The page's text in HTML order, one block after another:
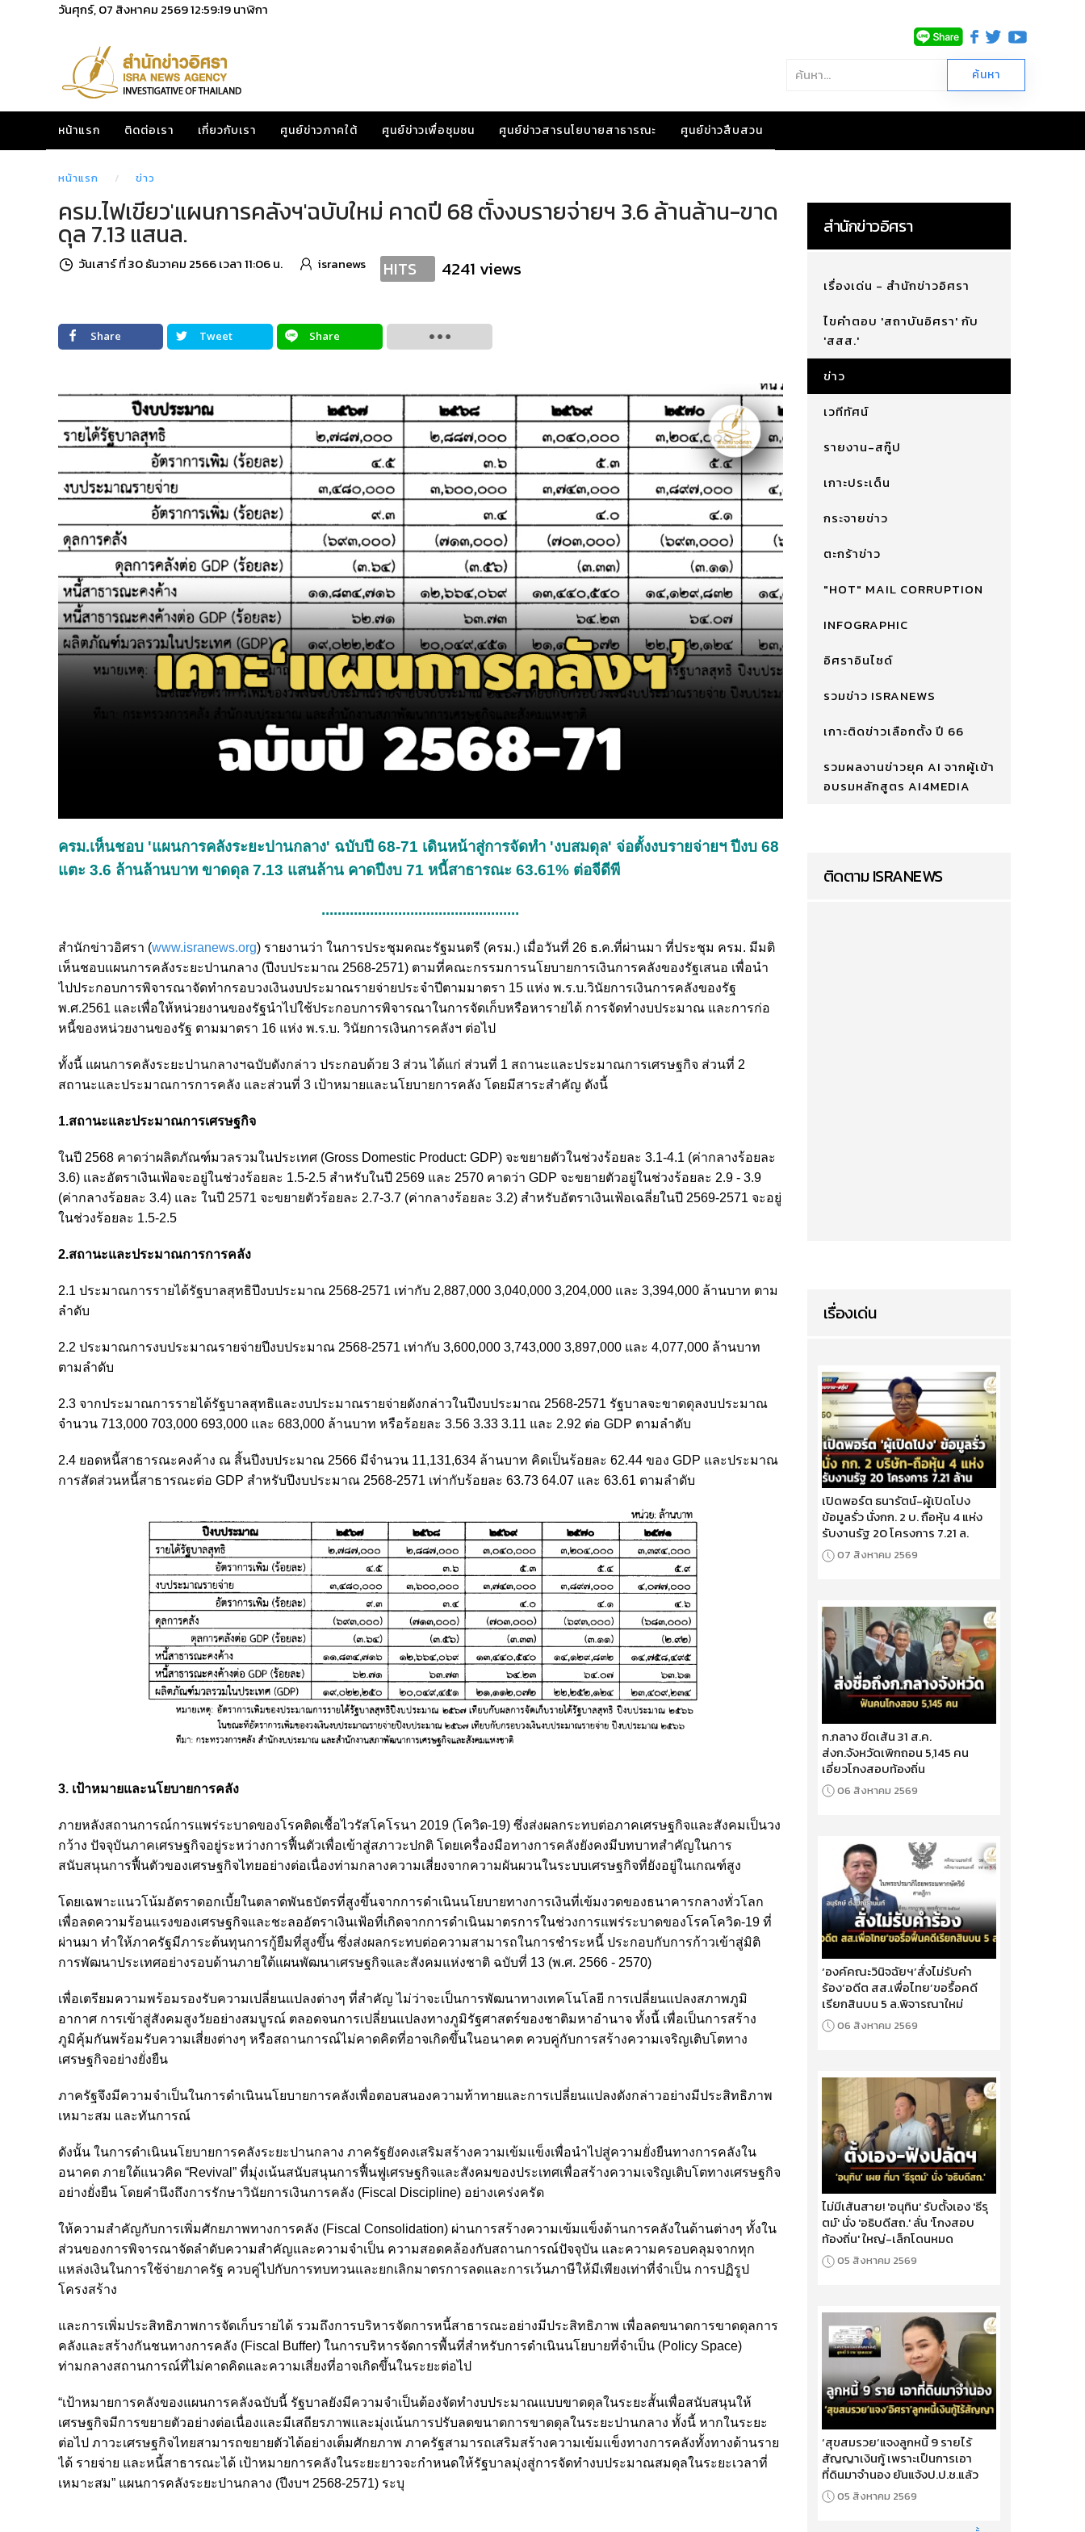
วันศุกร์, 07 สิงหาคม 256912:59:20นาฬิกา
หน้าแรก ติดต่อเรา เกี่ยวกับเรา ศูนย์ข่าวภาคใต้ ศูนย์ข่าวเพื่อชุมชน ศูนย์ข่าวสารนโยบายสาธารณะ ศูนย์ข่าวสืบสวน
หน้าแรก ข่าว
ครม.ไฟเขียว'แผนการคลังฯ'ฉบับใหม่ คาดปี 68 ตั้งงบรายจ่ายฯ 3.6 ล้านล้าน-ขาด
ดุล 7.13 แสนล.
วันเสาร์ ที่ 30 ธันวาคม 2566 เวลา 11:06 น. isranews HITS 4241 views
Share Tweet Share
ครม.เห็นชอบ 'แผนการคลังระยะปานกลาง' ฉบับปี 68-71 เดินหน้าสู่การจัดทำ 'งบสมดุล' จ่อตั้งงบรายจ่ายฯ ปีงบ 68
แตะ 3.6 ล้านล้านบาท ขาดดุล 7.13 แสนล้าน คาดปีงบ 71 หนี้สาธารณะ 63.61% ต่อจีดีพี
.................................................
สำนักข่าวอิศรา (www.isranews.org) รายงานว่า ในการประชุมคณะรัฐมนตรี (ครม.) เมื่อวันที่ 26 ธ.ค.ที่ผ่านมา ที่ประชุม ครม. มีมติ
เห็นชอบแผนการคลังระยะปานกลาง (ปีงบประมาณ 2568-2571) ตามที่คณะกรรมการนโยบายการเงินการคลังของรัฐเสนอ เพื่อนำ
ไปประกอบการพิจารณาจัดทำกรอบวงเงินงบประมาณรายจ่ายประจำปีตามมาตรา 15 แห่ง พ.ร.บ.วินัยการเงินการคลังของรัฐ
พ.ศ.2561 และเพื่อให้หน่วยงานของรัฐนำไปใช้ประกอบการพิจารณาในการจัดเก็บหรือหารายได้ การจัดทำงบประมาณ และการก่อ
หนี้ของหน่วยงานของรัฐ ตามมาตรา 16 แห่ง พ.ร.บ. วินัยการเงินการคลังฯ ต่อไป
ทั้งนี้ แผนการคลังระยะปานกลางฯฉบับดังกล่าว ประกอบด้วย 3 ส่วน ได้แก่ ส่วนที่ 1 สถานะและประมาณการเศรษฐกิจ ส่วนที่ 2
สถานะและประมาณการการคลัง และส่วนที่ 3 เป้าหมายและนโยบายการคลัง โดยมีสาระสำคัญ ดังนี้
1.สถานะและประมาณการเศรษฐกิจ
ในปี 2568 คาดว่าผลิตภัณฑ์มวลรวมในประเทศ (Gross Domestic Product: GDP) จะขยายตัวในช่วงร้อยละ 3.1-4.1 (ค่ากลางร้อยละ
3.6) และอัตราเงินเฟ้อจะอยู่ในช่วงร้อยละ 1.5-2.5 สำหรับในปี 2569 และ 2570 คาดว่า GDP จะขยายตัวอยู่ในช่วงร้อยละ 2.9 - 3.9
(ค่ากลางร้อยละ 3.4) และ ในปี 2571 จะขยายตัวร้อยละ 2.7-3.7 (ค่ากลางร้อยละ 3.2) สำหรับอัตราเงินเฟ้อเฉลี่ยในปี 2569-2571 จะอยู่
ในช่วงร้อยละ 1.5-2.5
2.สถานะและประมาณการการคลัง
2.1 ประมาณการรายได้รัฐบาลสุทธิปีงบประมาณ 2568-2571 เท่ากับ 2,887,000 3,040,000 3,204,000 และ 3,394,000 ล้านบาท ตาม
ลำดับ
2.2 ประมาณการงบประมาณรายจ่ายปีงบประมาณ 2568-2571 เท่ากับ 3,600,000 3,743,000 3,897,000 และ 4,077,000 ล้านบาท
ตามลำดับ
2.3 จากประมาณการรายได้รัฐบาลสุทธิและงบประมาณรายจ่ายดังกล่าวในปีงบประมาณ 2568-2571 รัฐบาลจะขาดดุลงบประมาณ
จำนวน 713,000 703,000 693,000 และ 683,000 ล้านบาท หรือร้อยละ 3.56 3.33 3.11 และ 2.92 ต่อ GDP ตามลำดับ
2.4 ยอดหนี้สาธารณะคงค้าง ณ สิ้นปีงบประมาณ 2566 มีจำนวน 11,131,634 ล้านบาท คิดเป็นร้อยละ 62.44 ของ GDP และประมาณ
การสัดส่วนหนี้สาธารณะต่อ GDP สำหรับปีงบประมาณ 2568-2571 เท่ากับร้อยละ 63.73 64.07 และ 63.61 ตามลำดับ
3. เป้าหมายและนโยบายการคลัง
ภายหลังสถานการณ์การแพร่ระบาดของโรคติดเชื้อไวรัสโคโรนา 2019 (โควิด-19) ซึ่งส่งผลกระทบต่อภาคเศรษฐกิจและสังคมเป็นวง
กว้าง ปัจจุบันภาคเศรษฐกิจอยู่ระหว่างการฟื้นตัวเพื่อเข้าสู่สภาวะปกติ โดยเครื่องมือทางการคลังยังคงมีบทบาทสำคัญในการ
สนับสนุนการฟื้นตัวของเศรษฐกิจไทยอย่างต่อเนื่องท่ามกลางความเสี่ยงจากความผันผวนในระบบเศรษฐกิจที่ยังอยู่ในเกณฑ์สูง
โดยเฉพาะแนวโน้มอัตราดอกเบี้ยในตลาดพันธบัตรที่สูงขึ้นจากการดำเนินนโยบายทางการเงินที่เข้มงวดของธนาคารกลางทั่วโลก
เพื่อลดความร้อนแรงของเศรษฐกิจและชะลออัตราเงินเฟ้อที่เกิดจากการดำเนินมาตรการในช่วงการแพร่ระบาดของโรคโควิด-19 ที่
ผ่านมา ทำให้ภาครัฐมีภาระต้นทุนการกู้ยืมที่สูงขึ้น ซึ่งส่งผลกระทบต่อความสามารถในการชำระหนี้ ประกอบกับการก้าวเข้าสู่มิติ
การพัฒนาประเทศอย่างรอบด้านภายใต้แผนพัฒนาเศรษฐกิจและสังคมแห่งชาติ ฉบับที่ 13 (พ.ศ. 2566 - 2570)
เพื่อเตรียมความพร้อมรองรับความเปลี่ยนแปลงต่างๆ ที่สำคัญ ไม่ว่าจะเป็นการพัฒนาทางเทคโนโลยี การเปลี่ยนแปลงสภาพภูมิ
อากาศ การเข้าสู่สังคมสูงวัยอย่างสมบูรณ์ ตลอดจนการเปลี่ยนแปลงทางภูมิรัฐศาสตร์ของชาติมหาอำนาจ ทั้งนี้ เพื่อเป็นการสร้าง
ภูมิคุ้มกันพร้อมรับความเสี่ยงต่างๆ หรือสถานการณ์ไม่คาดคิดที่อาจเกิดขึ้นในอนาคต ควบคู่กับการสร้างความเจริญเติบโตทาง
เศรษฐกิจอย่างยั่งยืน
ภาครัฐจึงมีความจำเป็นในการดำเนินนโยบายการคลังเพื่อตอบสนองความท้าทายและการเปลี่ยนแปลงดังกล่าวอย่างมีประสิทธิภาพ
เหมาะสม และทันการณ์
ดังนั้น ในการดำเนินนโยบายการคลังระยะปานกลาง ภาครัฐยังคงเสริมสร้างความเข้มแข็งเพื่อนำไปสู่ความยั่งยืนทางการคลังใน
อนาคต ภายใต้แนวคิด “Revival” ที่มุ่งเน้นสนับสนุนการฟื้นฟูเศรษฐกิจและสังคมของประเทศเพื่อสร้างความเจริญเติบโตทางเศรษฐกิจ
อย่างยั่งยืน โดยคำนึงถึงการรักษาวินัยการเงินการคลัง (Fiscal Discipline) อย่างเคร่งครัด
ให้ความสำคัญกับการเพิ่มศักยภาพทางการคลัง (Fiscal Consolidation) ผ่านการสร้างความเข้มแข็งด้านการคลังในด้านต่างๆ ทั้งใน
ส่วนของการพิจารณาจัดลำดับความสำคัญและความจำเป็น ความสอดคล้องกับสถานการณ์ปัจจุบัน และความครอบคลุมจากทุก
แหล่งเงินในการใช้จ่ายภาครัฐ ควบคู่ไปกับการทบทวนและยกเลิกมาตรการลดและการเว้นภาษีให้มีเพียงเท่าที่จำเป็น การปฏิรูป
โครงสร้าง
และการเพิ่มประสิทธิภาพการจัดเก็บรายได้ รวมถึงการบริหารจัดการหนี้สาธารณะอย่างมีประสิทธิภาพ เพื่อลดขนาดการขาดดุลการ
คลังและสร้างกันชนทางการคลัง (Fiscal Buffer) ในการบริหารจัดการพื้นที่สำหรับการดำเนินนโยบายที่จำเป็น (Policy Space)
ท่ามกลางสถานการณ์ที่ไม่คาดคิดและความเสี่ยงที่อาจเกิดขึ้นในระยะต่อไป
“เป้าหมายการคลังของแผนการคลังฉบับนี้ รัฐบาลยังมีความจำเป็นต้องจัดทำงบประมาณแบบขาดดุลในระยะสั้นเพื่อสนับสนุนให้
เศรษฐกิจมีการขยายตัวอย่างต่อเนื่องและมีเสถียรภาพและมุ่งเน้นการปรับลดขนาดการขาดดุลในระยะปานกลาง ทั้งนี้ หากในระยะ
ต่อไป ภาวะเศรษฐกิจไทยสามารถขยายตัวได้อย่างเต็มศักยภาพ ภาครัฐสามารถเสริมสร้างความเข้มแข็งทางการคลังทั้งทางด้านราย
ได้ รายจ่าย และหนี้สาธารณะได้ เป้าหมายการคลังในระยะยาวจะกำหนดให้รัฐบาลมุ่งสู่การจัดทำงบประมาณสมดุลในระยะเวลาที่
เหมาะสม” แผนการคลังระยะปานกลาง (ปีงบฯ 2568-2571) ระบุ
สำนักข่าวอิศรา
เรื่องเด่น - สำนักข่าวอิศรา
ไขคำตอบ 'สถาบันอิศรา' กับ
'สสส.'
ข่าว
เวทีทัศน์
รายงาน-สกู๊ป
เกาะประเด็น
กระจายข่าว
ตะกร้าข่าว
"HOT" MAIL CORRUPTION
INFOGRAPHIC
อิศราอินไซด์
รวมข่าว ISRANEWS
เกาะติดข่าวเลือกตั้ง ปี 66
รวมผลงานข่าวยุค AI จากผู้เข้า
อบรมหลักสูตร AI4MEDIA
ติดตาม ISRANEWS
เรื่องเด่น
เปิดพอร์ต ธนารัตน์-ผู้เปิดโปง
ข้อมูลรั่ว นั่งกก. 2 บ. ถือหุ้น 4 แห่ง
รับงานรัฐ 20 โครงการ 7.21 ล.
07 สิงหาคม 2569
ก.กลาง ขีดเส้น 31 ส.ค.
ส่งก.จังหวัดเพิกถอน 5,145 คน
เอี่ยวโกงสอบท้องถิ่น
06 สิงหาคม 2569
‘องค์คณะวินิจฉัยฯ’สั่งไม่รับคำ
ร้อง‘อดีต สส.เพื่อไทย’ขอรื้อคดี
เรียกสินบน 5 ล.พิจารณาใหม่
06 สิงหาคม 2569
ไม่มีเส้นสาย! 'อนุทิน' รับตั้งเอง 'ธีรุ
ตม์' นั่ง 'อธิบดีสถ.' ลั่น 'โกงสอบ
ท้องถิ่น' ใหญ่-เล็กโดนหมด
05 สิงหาคม 2569
‘สุขสมรวย’แจงลูกหนี้ 9 รายไร้
สัญญาเงินกู้ เพราะเป็นการเอา
ที่ดินมาจำนอง ยันแจ้งป.ป.ช.แล้ว
05 สิงหาคม 2569